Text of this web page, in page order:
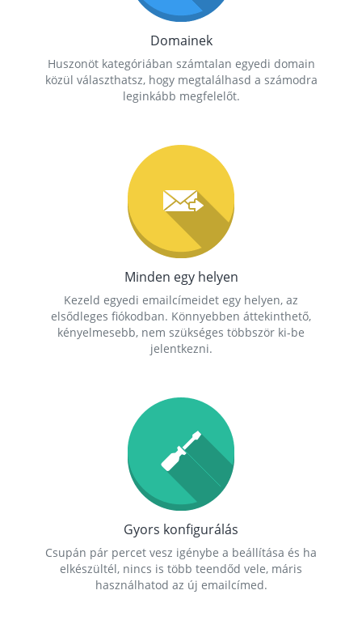
Domainek
Huszonöt kategóriában számtalan egyedi domain
közül választhatsz, hogy megtalálhasd a számodra
leginkább megfelelőt.
Minden egy helyen
Kezeld egyedi emailcímeidet egy helyen, az
elsődleges fiókodban. Könnyebben áttekinthető,
kényelmesebb, nem szükséges többször ki-be
jelentkezni.
Gyors konfigurálás
Csupán pár percet vesz igénybe a beállítása és ha
elkészültél, nincs is több teendőd vele, máris
használhatod az új emailcímed.